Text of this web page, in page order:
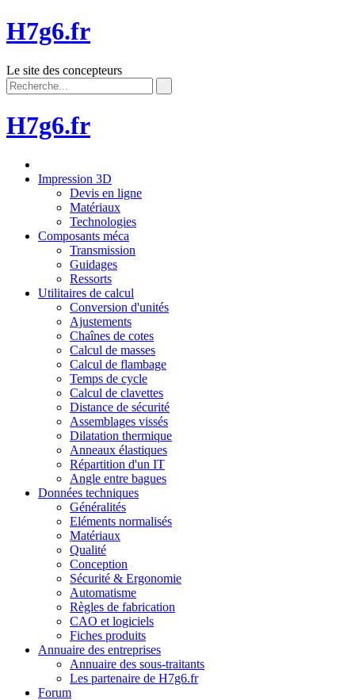
H7g6.fr
Le site des concepteurs
H7g6.fr
Impression 3D
Devis en ligne
Matériaux
Technologies
Composants méca
Transmission
Guidages
Ressorts
Utilitaires de calcul
Conversion d'unités
Ajustements
Chaînes de cotes
Calcul de masses
Calcul de flambage
Temps de cycle
Calcul de clavettes
Distance de sécurité
Assemblages vissés
Dilatation thermique
Anneaux élastiques
Répartition d'un IT
Angle entre bagues
Données techniques
Généralités
Eléments normalisés
Matériaux
Qualité
Conception
Sécurité & Ergonomie
Automatisme
Règles de fabrication
CAO et logiciels
Fiches produits
Annuaire des entreprises
Annuaire des sous-traitants
Les partenaire de H7g6.fr
Forum